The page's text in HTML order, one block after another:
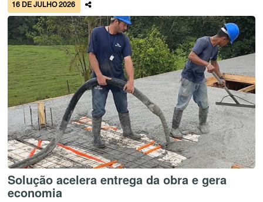
16 DE JULHO 2026
Solução acelera entrega da obra e gera
economia